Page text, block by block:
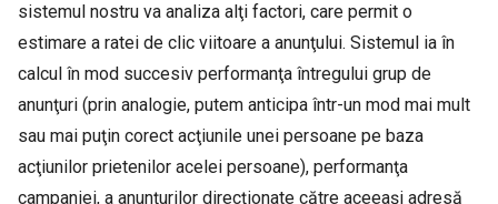
sistemul nostru va analiza alţi factori, care permit o
estimare a ratei de clic viitoare a anunţului. Sistemul ia în
calcul în mod succesiv performanţa întregului grup de
anunţuri (prin analogie, putem anticipa într-un mod mai mult
sau mai puţin corect acţiunile unei persoane pe baza
acţiunilor prietenilor acelei persoane), performanţa
campaniei, a anunţurilor direcţionate către aceeaşi adresă